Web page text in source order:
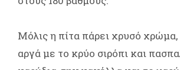
Μόλις η πίτα πάρει χρυσό χρώμα,
αργά με το κρύο σιρόπι και